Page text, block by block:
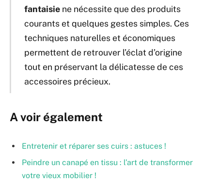
fantaisiene nécessite que des produits
courants et quelques gestes simples. Ces
techniques naturelles et économiques
permettent de retrouver l’éclat d’origine
tout en préservant la délicatesse de ces
accessoires précieux.
A voir également
Entretenir et réparer ses cuirs : astuces !
Peindre un canapé en tissu : l’art de transformer
votre vieux mobilier !